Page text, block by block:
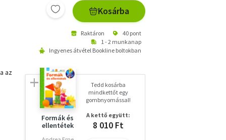
az
Kosárba
Raktáron
40 pont
1 - 2 munkanap
Ingyenes átvétel Bookline boltokban
Formák és
ellentétek
Tedd kosárba
mindkettőt egy
gombnyomással!
A kettő együtt:
8 010 Ft